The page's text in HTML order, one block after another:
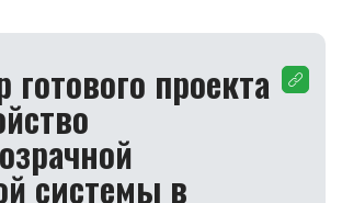
проекта
системы в